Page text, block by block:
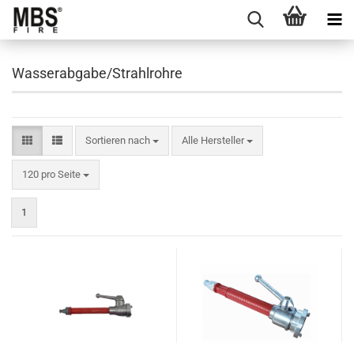
Wasserabgabe/Strahlrohre
Sortieren nach
Sortieren nach Alle Hersteller
120 pro Seite
pro Seite
1